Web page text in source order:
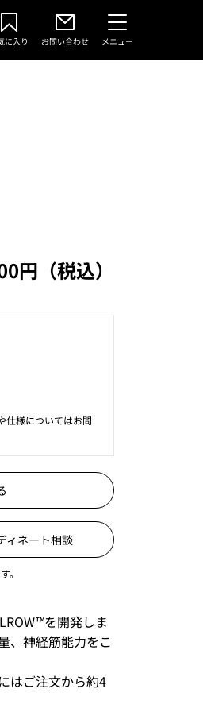
に入り お問い合わせ メニュー
円（税込）
仕様についてはお問
ィネート相談
。
を開発しま
、神経筋能力をこ
はご注文から約4